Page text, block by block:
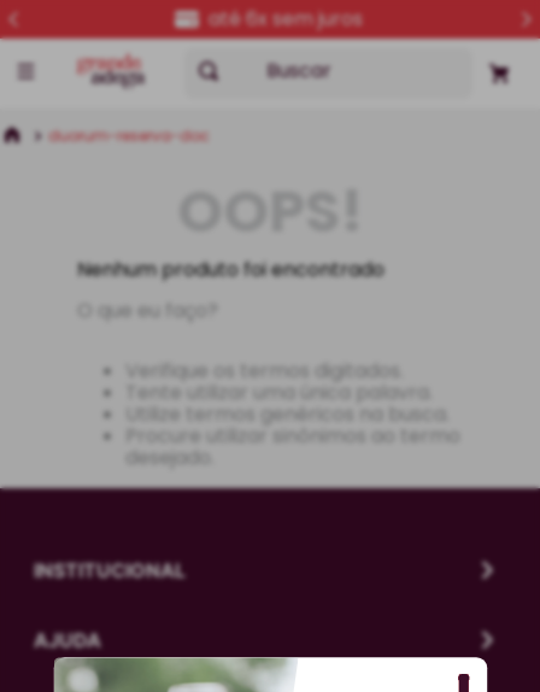
até 6x sem juros
Buscar
duorum-reserva-doc
OOPS!
Nenhum produto foi encontrado
O que eu faço?
Verifique os termos digitados.
Tente utilizar uma única palavra.
Utilize termos genéricos na busca.
Procure utilizar sinônimos ao termo
desejado.
INSTITUCIONAL
AJUDA